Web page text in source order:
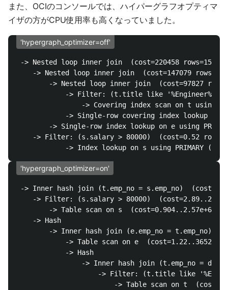
また、OCIのコンソールでは、ハイパーグラフオプティマ
イザの方がCPU使用率も高くなっていました。
'hypergraph_optimizer=off'
-> Nested loop inner join  (cost=220458
-> Nested loop inner join  (cost=147079
-> Nested loop inner join  (cost=97827
-> Filter: (t.title like '%Engineer%')
-> Covering index scan on t using
-> Single-row covering index lookup on
-> Single-row index lookup on e using
-> Filter: (s.salary > 80000)  (cost=0.52
'hypergraph_optimizer=on'
-> Inner hash join (t.emp_no = s.emp_no)
-> Filter: (s.salary > 80000)
-> Table scan on s  (cost=0.904..2.57e+6
    -> Hash
-> Inner hash join (e.emp_no = t.emp_no)
-> Table scan on e  (cost=1.22..365230
            -> Hash
-> Inner hash join (t.emp_no =
-> Filter: (t.title like
-> Table scan on t